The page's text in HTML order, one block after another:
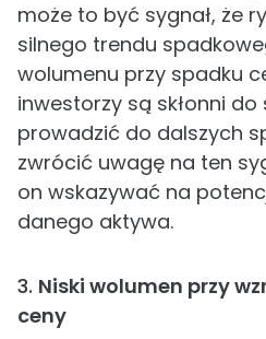
może to być sygnał, że
silnego trendu
wolumenu przy spadku
inwestorzy są skłonni
prowadzić do dalszych
zwrócić uwagę na ten
on wskazywać na
danego aktywa.
3. Niski wolumen przy
ceny